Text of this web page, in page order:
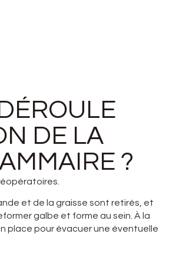
DE LA
?
et de la graisse sont retirés, et
galbe et forme au sein. À la
place pour évacuer une éventuelle